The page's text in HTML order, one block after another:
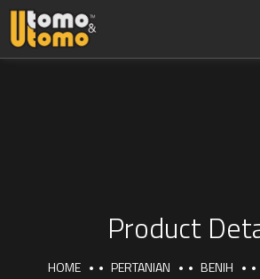
Product
HOME PERTANIAN BENIH